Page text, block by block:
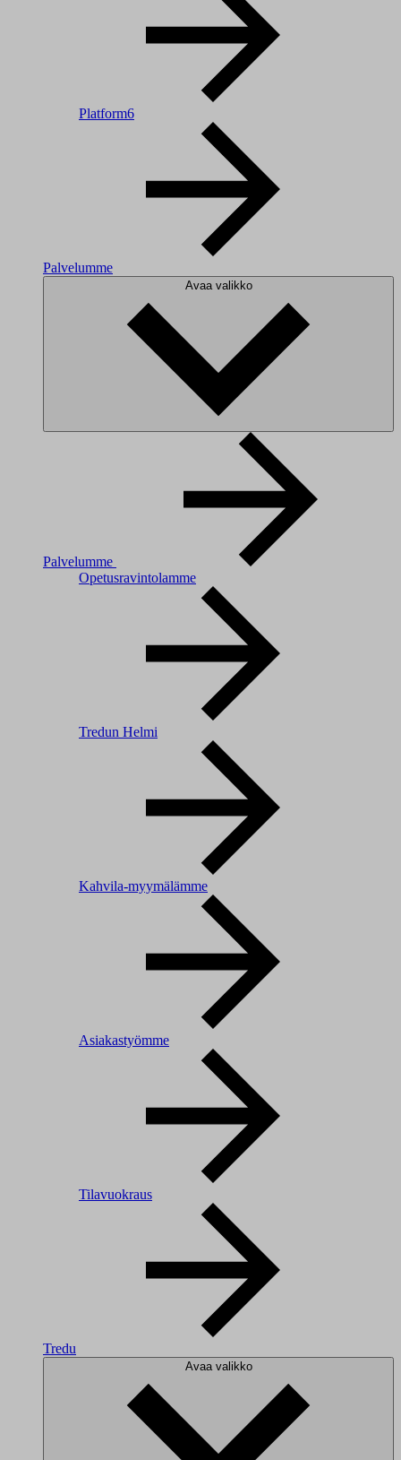
Platform6
Palvelumme
Avaa valikko
Palvelumme
Opetusravintolamme
Tredun Helmi
Kahvila-myymälämme
Asiakastyömme
Tilavuokraus
Tredu
Avaa valikko